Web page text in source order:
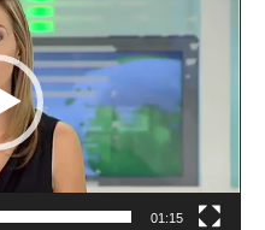
01:15